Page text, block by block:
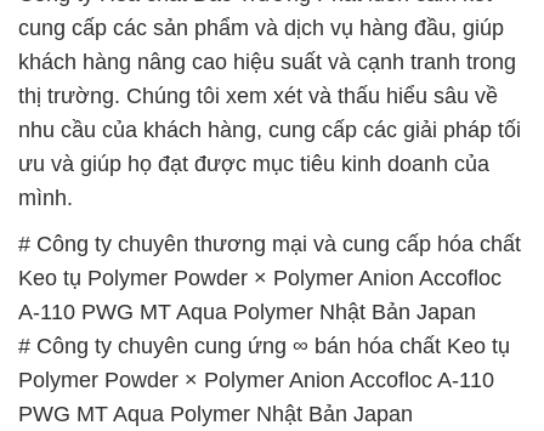
ưu và giúp họ đạt được mục tiêu kinh doanh của
mình.
# Công ty chuyên thương mại và cung cấp hóa chất
Keo tụ Polymer Powder × Polymer Anion Accofloc
A-110 PWG MT Aqua Polymer Nhật Bản Japan
# Công ty chuyên cung ứng ∞ bán hóa chất Keo tụ
Polymer Powder × Polymer Anion Accofloc A-110
PWG MT Aqua Polymer Nhật Bản Japan
# Địa chỉ thương mại và phân phối hóa chất Keo tụ
Polymer Powder × Polymer Anion Accofloc A-110
PWG MT Aqua Polymer Nhật Bản Japan
# Cty chuyên phân phối > cung cấp hóa chất Keo tụ